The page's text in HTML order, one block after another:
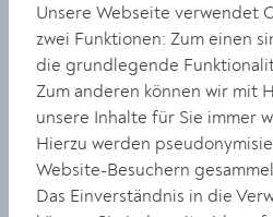
Durch das Hochwasser im
massiven Ablagerungen von
dem Kremsfluss im Bereich
Hafenstraßenbrücke und
selben Monat wurde mit der
abflussgefährdenden
Restarbeiten musste aus
Unsere Webseite verwendet
zwei Funktionen: Zum einen
die grundlegende
Zum anderen können wir mit
unsere Inhalte für Sie immer
Hierzu werden
Website-Besuchern
Das Einverständnis in die